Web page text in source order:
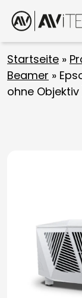
Startseite »
Beamer »
ohne Objektiv